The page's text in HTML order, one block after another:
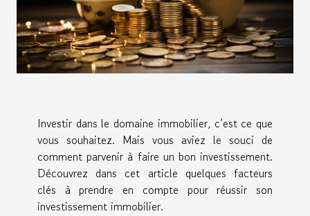
Investir dans le domaine immobilier, c’est ce que
vous souhaitez. Mais vous aviez le souci de
comment parvenir à faire un bon investissement.
Découvrez dans cet article quelques facteurs
clés à prendre en compte pour réussir son
investissement immobilier.